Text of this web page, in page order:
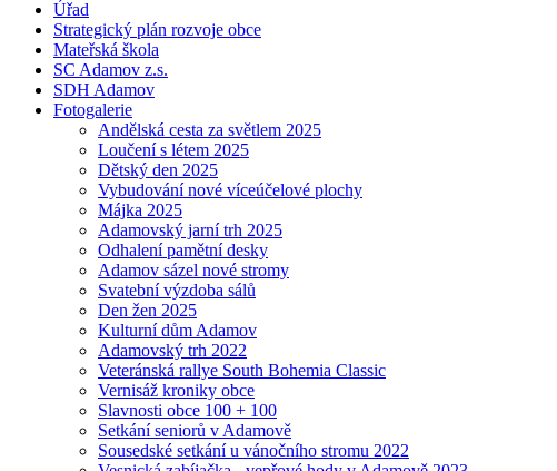
Úřad
Strategický plán rozvoje obce
Mateřská škola
SC Adamov z.s.
SDH Adamov
Fotogalerie
Andělská cesta za světlem 2025
Loučení s létem 2025
Dětský den 2025
Vybudování nové víceúčelové plochy
Májka 2025
Adamovský jarní trh 2025
Odhalení pamětní desky
Adamov sázel nové stromy
Svatební výzdoba sálů
Den žen 2025
Kulturní dům Adamov
Adamovský trh 2022
Veteránská rallye South Bohemia Classic
Vernisáž kroniky obce
Slavnosti obce 100 + 100
Setkání seniorů v Adamově
Sousedské setkání u vánočního stromu 2022